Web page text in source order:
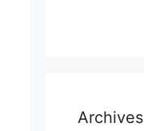
Archives